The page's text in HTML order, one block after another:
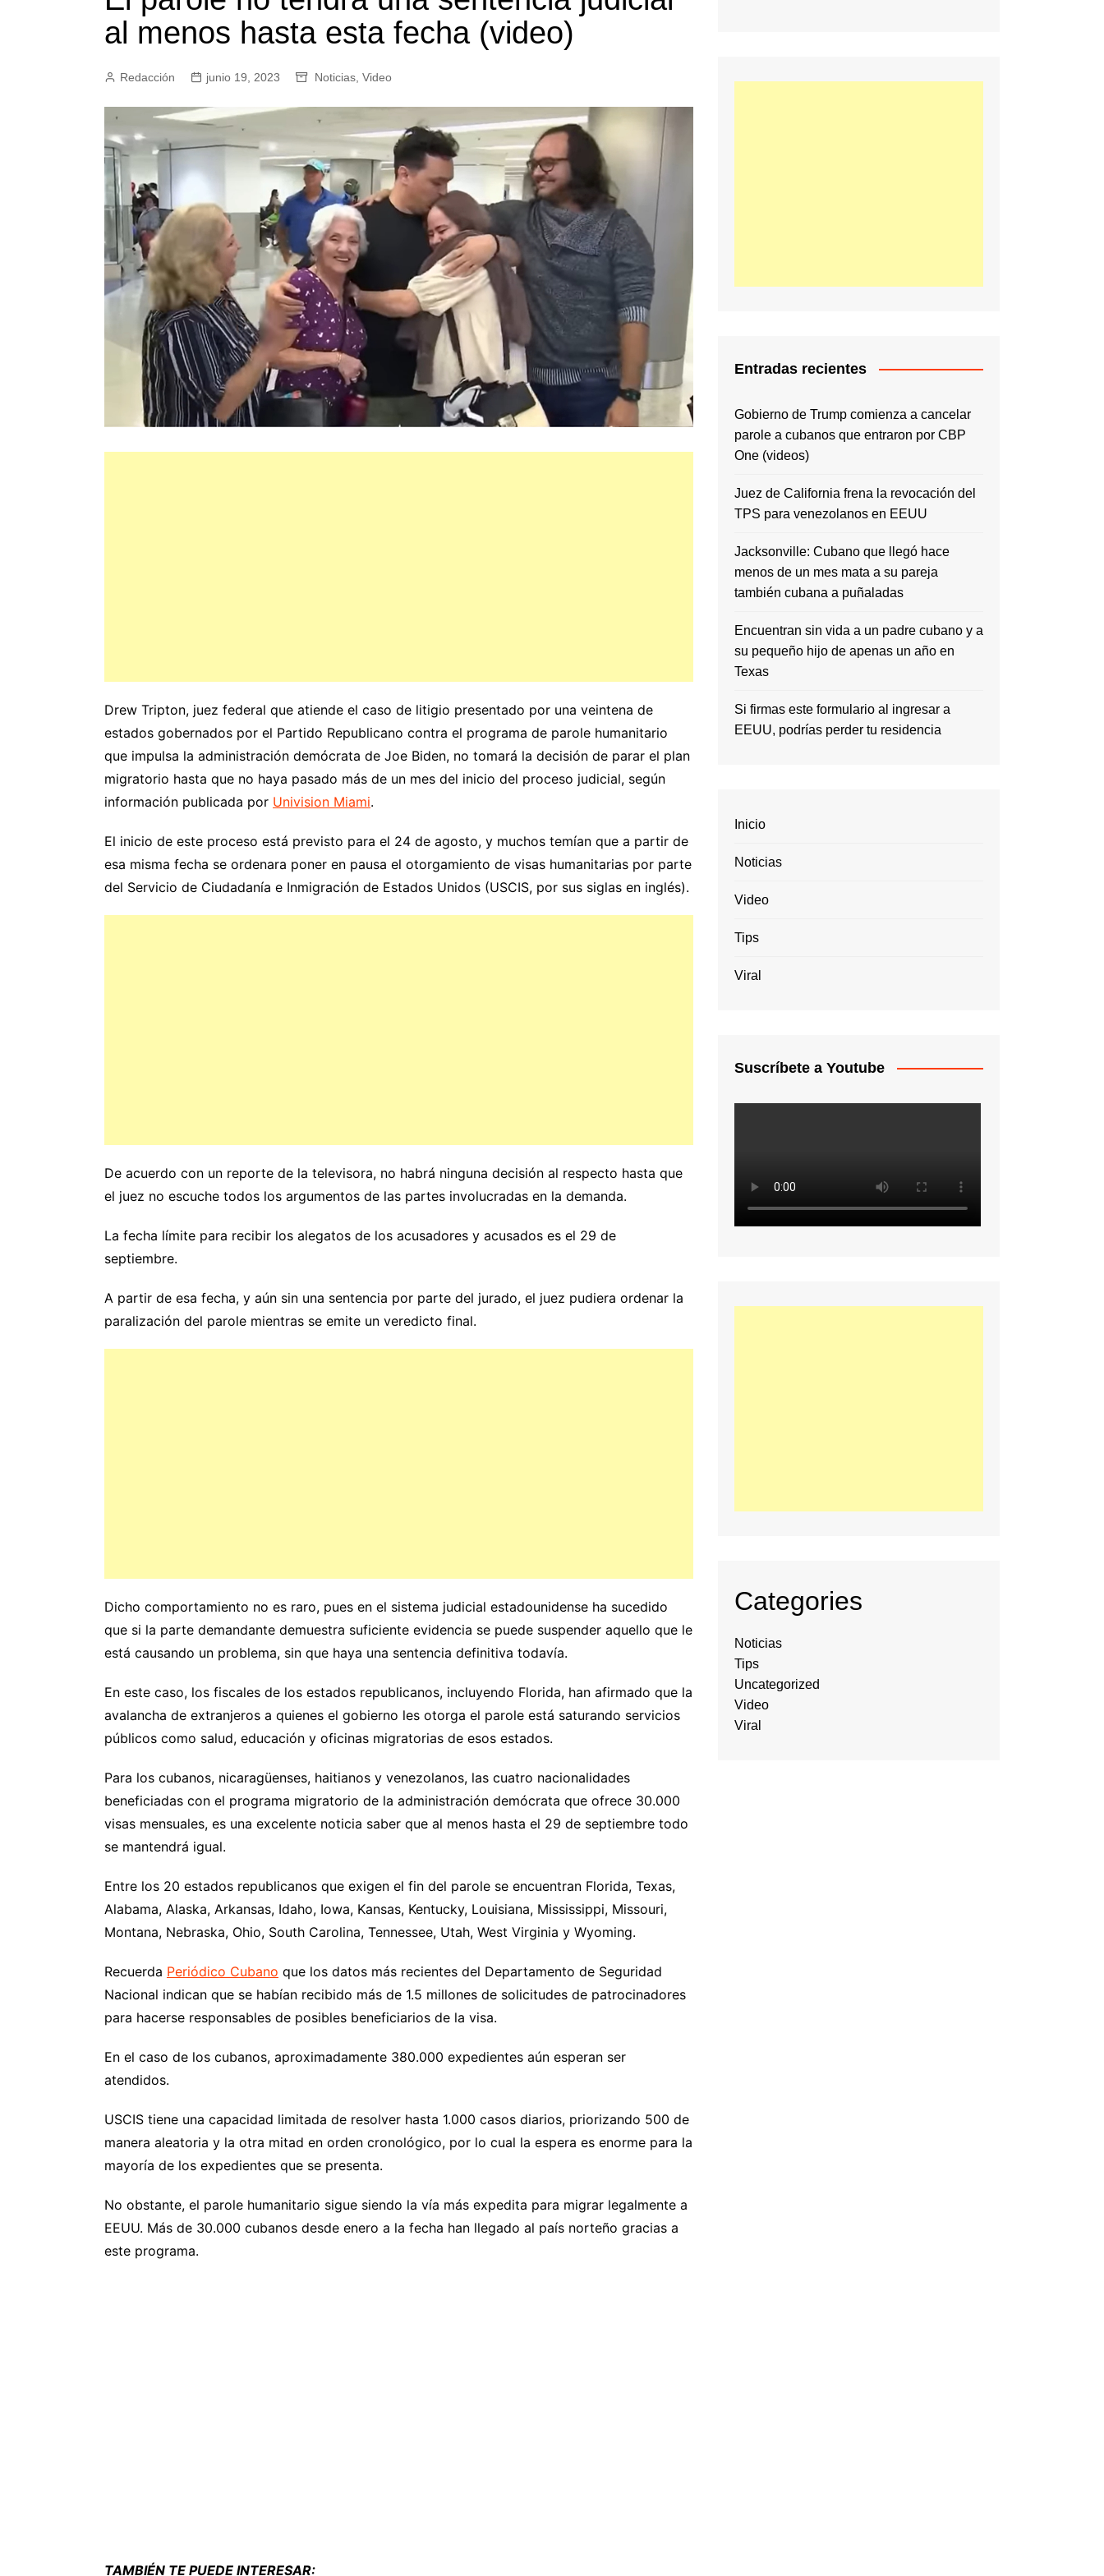
al menos hasta esta fecha (video)
Redacción junio 19, 2023 Noticias Video
Drew Tripton, juez federal que atiende el caso de litigio presentado por una veintena de
estados gobernados por el Partido Republicano contra el programa de parole humanitario
que impulsa la administración demócrata de Joe Biden, no tomará la decisión de parar el plan
migratorio hasta que no haya pasado más de un mes del inicio del proceso judicial, según
información publicada por Univision Miami.
El inicio de este proceso está previsto para el 24 de agosto, y muchos temían que a partir de
esa misma fecha se ordenara poner en pausa el otorgamiento de visas humanitarias por parte
del Servicio de Ciudadanía e Inmigración de Estados Unidos (USCIS, por sus siglas en inglés).
De acuerdo con un reporte de la televisora, no habrá ninguna decisión al respecto hasta que
el juez no escuche todos los argumentos de las partes involucradas en la demanda.
La fecha límite para recibir los alegatos de los acusadores y acusados es el 29 de
septiembre.
A partir de esa fecha, y aún sin una sentencia por parte del jurado, el juez pudiera ordenar la
paralización del parole mientras se emite un veredicto final.
Dicho comportamiento no es raro, pues en el sistema judicial estadounidense ha sucedido
que si la parte demandante demuestra suficiente evidencia se puede suspender aquello que le
está causando un problema, sin que haya una sentencia definitiva todavía.
En este caso, los fiscales de los estados republicanos, incluyendo Florida, han afirmado que la
avalancha de extranjeros a quienes el gobierno les otorga el parole está saturando servicios
públicos como salud, educación y oficinas migratorias de esos estados.
Para los cubanos, nicaragüenses, haitianos y venezolanos, las cuatro nacionalidades
beneficiadas con el programa migratorio de la administración demócrata que ofrece 30.000
visas mensuales, es una excelente noticia saber que al menos hasta el 29 de septiembre todo
se mantendrá igual.
Entre los 20 estados republicanos que exigen el fin del parole se encuentran Florida, Texas,
Alabama, Alaska, Arkansas, Idaho, Iowa, Kansas, Kentucky, Louisiana, Mississippi, Missouri,
Montana, Nebraska, Ohio, South Carolina, Tennessee, Utah, West Virginia y Wyoming.
Recuerda Periódico Cubano que los datos más recientes del Departamento de Seguridad
Nacional indican que se habían recibido más de 1.5 millones de solicitudes de patrocinadores
para hacerse responsables de posibles beneficiarios de la visa.
En el caso de los cubanos, aproximadamente 380.000 expedientes aún esperan ser
atendidos.
USCIS tiene una capacidad limitada de resolver hasta 1.000 casos diarios, priorizando 500 de
manera aleatoria y la otra mitad en orden cronológico, por lo cual la espera es enorme para la
mayoría de los expedientes que se presenta.
No obstante, el parole humanitario sigue siendo la vía más expedita para migrar legalmente a
EEUU. Más de 30.000 cubanos desde enero a la fecha han llegado al país norteño gracias a
este programa.
TAMBIÉN TE PUEDE INTERESAR:
Entradas recientes
Gobierno de Trump comienza a cancelar
parole a cubanos que entraron por CBP
One (videos)
Juez de California frena la revocación del
TPS para venezolanos en EEUU
Jacksonville: Cubano que llegó hace
menos de un mes mata a su pareja
también cubana a puñaladas
Encuentran sin vida a un padre cubano y a
su pequeño hijo de apenas un año en
Texas
Si firmas este formulario al ingresar a
EEUU, podrías perder tu residencia
Inicio
Noticias
Video
Tips
Viral
Suscríbete a Youtube
Categories
Noticias
Tips
Uncategorized
Video
Viral